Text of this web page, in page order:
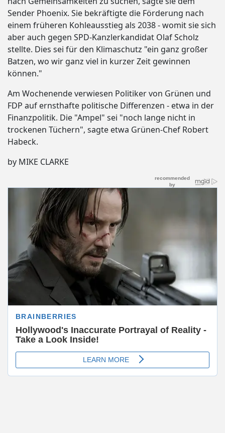
Sender Phoenix. Sie bekräftigte die Förderung nach
einem früheren Kohleausstieg als 2038 - womit sie sich
aber auch gegen SPD-Kanzlerkandidat Olaf Scholz
stellte. Dies sei für den Klimaschutz "ein ganz großer
Batzen, wo wir ganz viel in kurzer Zeit gewinnen
können."
Am Wochenende verwiesen Politiker von Grünen und
FDP auf ernsthafte politische Differenzen - etwa in der
Finanzpolitik. Die "Ampel" sei "noch lange nicht in
trockenen Tüchern", sagte etwa Grünen-Chef Robert
Habeck.
by MIKE CLARKE